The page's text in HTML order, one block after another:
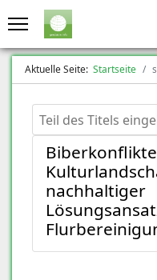
Aktuelle Seite: Startseite
Teil des Titels
nachhaltiger